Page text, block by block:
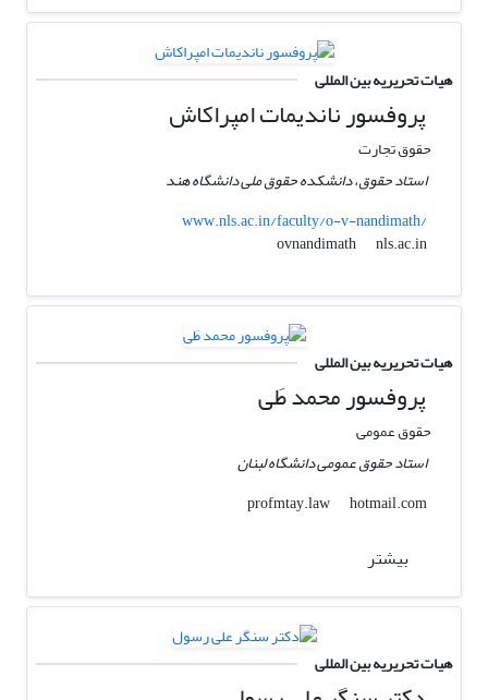
هیات تحریریه بین المللی
پروفسور ناندیمات امپراکاش
حقوق تجارت
استاد حقوق، دانشکده حقوق ملی دانشگاه هند
www.nls.ac.in/faculty/o-v-nandimath/
ovnandimath
nls.ac.in
هیات تحریریه بین المللی
پروفسور محمد طَی
حقوق عمومی
استاد حقوق عمومی دانشگاه لبنان
profmtay.law
hotmail.com
بیشتر
هیات تحریریه بین المللی